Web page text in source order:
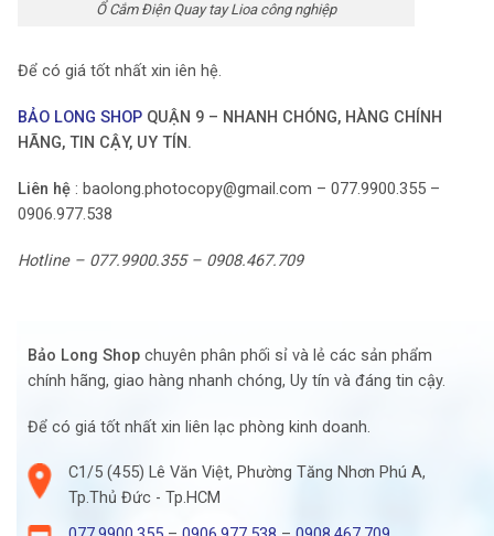
Ổ Cắm Điện Quay tay Lioa công nghiệp
Để có giá tốt nhất xin iên hệ.
BẢO LONG SHOP QUẬN 9 – NHANH CHÓNG, HÀNG CHÍNH
HÃNG, TIN CẬY, UY TÍN.
Liên hệ : baolong.photocopy@gmail.com – 077.9900.355 –
0906.977.538
Hotline – 077.9900.355 – 0908.467.709
Bảo Long Shop chuyên phân phối sỉ và lẻ các sản phẩm
chính hãng, giao hàng nhanh chóng, Uy tín và đáng tin cậy.
Để có giá tốt nhất xin liên lạc phòng kinh doanh.
C1/5 (455) Lê Văn Việt, Phường Tăng Nhơn Phú A,
Tp.Thủ Đức - Tp.HCM